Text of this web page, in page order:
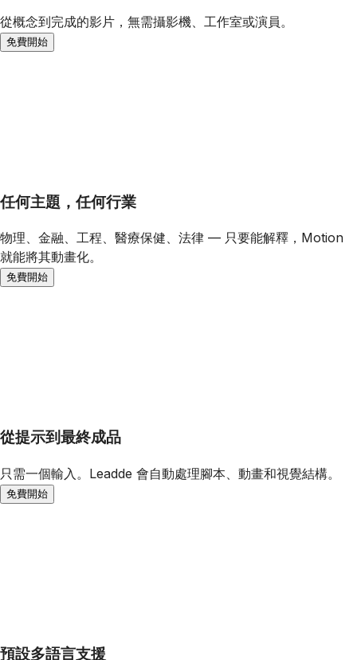
從概念到完成的影片，無需攝影機、工作室或演員。
免費開始
任何主題，任何行業
物理、金融、工程、醫療保健、法律 — 只要能解釋，Motion
就能將其動畫化。
免費開始
從提示到最終成品
只需一個輸入。Leadde 會自動處理腳本、動畫和視覺結構。
免費開始
預設多語言支援